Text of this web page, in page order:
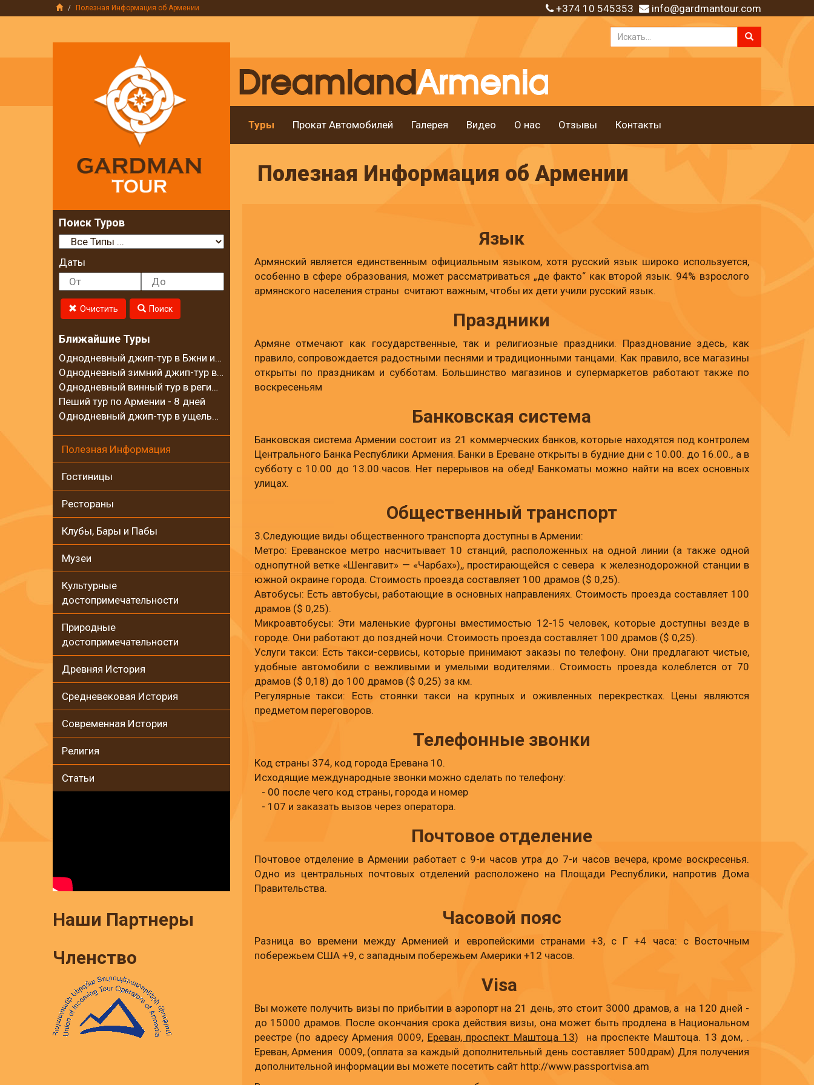
Полезная Информация об Армении +374 10 545353 info@gardmantour.com
Туры Прокат Автомобилей Галерея Видео О нас Отзывы Контакты
Поиск Туров
Даты
Очистить Поиск
Ближайшие Туры
Однодневный джип-тур в Бжни и на горный хребет Цахкуняц
Однодневный зимний джип-тур в село Калаван
Однодневный винный тур в регионе Вайоц Дзор
Пеший тур по Армении - 8 дней
Однодневный джип-тур в ущелье Гарни и на Гегамские горы
Полезная Информация
Гостиницы
Рестораны
Клубы, Бары и Пабы
Музеи
Культурные
достопримечательности
Природные
достопримечательности
Древняя История
Средневековая История
Современная История
Религия
Статьи
Наши Партнеры
Членство
Полезная Информация об Армении
Язык
Армянский является единственным официальным языком, хотя русский язык широко используется,
особенно в сфере образования, может рассматриваться „де факто“ как второй язык. 94% взрослого
армянского населения страны считают важным, чтобы их дети учили русский язык.
Праздники
Армяне отмечают как государственные, так и религиозные праздники. Празднование здесь, как
правило, сопровождается радостными песнями и традиционными танцами. Как правило, все магазины
открыты по праздникам и субботам. Большинство магазинов и супермаркетов работают также по
воскресеньям
Банковская система
Банковская система Армении состоит из 21 коммерческих банков, которые находятся под контролем
Центрального Банка Республики Армения. Банки в Ереване открыты в будние дни с 10.00. до 16.00., а в
субботу с 10.00 до 13.00.часов. Нет перерывов на обед! Банкоматы можно найти на всех основных
улицах.
Общественный транспорт
3.Следующие виды общественного транспорта доступны в Армении:
Метро: Ереванское метро насчитывает 10 станций, расположенных на одной линии (а также одной
однопутной ветке «Шенгавит» — «Чарбах»),, простирающейся с севера к железнодорожной станции в
южной окраине города. Стоимость проезда составляет 100 драмов ($ 0,25).
Автобусы: Есть автобусы, работающие в основных направлениях. Стоимость проезда составляет 100
драмов ($ 0,25).
Микроавтобусы: Эти маленькие фургоны вместимостью 12-15 человек, которые доступны везде в
городе. Они работают до поздней ночи. Стоимость проезда составляет 100 драмов ($ 0,25).
Услуги такси: Есть такси-сервисы, которые принимают заказы по телефону. Они предлагают чистые,
удобные автомобили с вежливыми и умелыми водителями.. Стоимость проезда колеблется от 70
драмов ($ 0,18) до 100 драмов ($ 0,25) за км.
Регулярные такси: Есть стоянки такси на крупных и оживленных перекрестках. Цены являются
предметом переговоров.
Телефонные звонки
Код страны 374, код города Еревана 10.
Исходящие международные звонки можно сделать по телефону:
- 00 после чего код страны, города и номер
- 107 и заказать вызов через оператора.
Почтовое отделение
Почтовое отделение в Армении работает с 9-и часов утра до 7-и часов вечера, кроме воскресенья.
Одно из центральных почтовых отделений расположено на Площади Республики, напротив Дома
Правительства.
Часовой пояс
Разница во времени между Арменией и европейскими странами +3, с Г +4 часа: с Восточным
побережьем США +9, с западным побережьем Америки +12 часов.
Visa
Вы можете получить визы по прибытии в аэропорт на 21 день, это стоит 3000 драмов, а на 120 дней -
до 15000 драмов. После окончания срока действия визы, она может быть продлена в Национальном
реестре (по адресу Армения 0009, Ереван, проспект Маштоца 13) на проспекте Маштоца. 13 дом, .
Ереван, Армения 0009,.(оплата за каждый дополнительный день составляет 500драм) Для получения
дополнительной информации вы можете посетить сайт http://www.passportvisa.am